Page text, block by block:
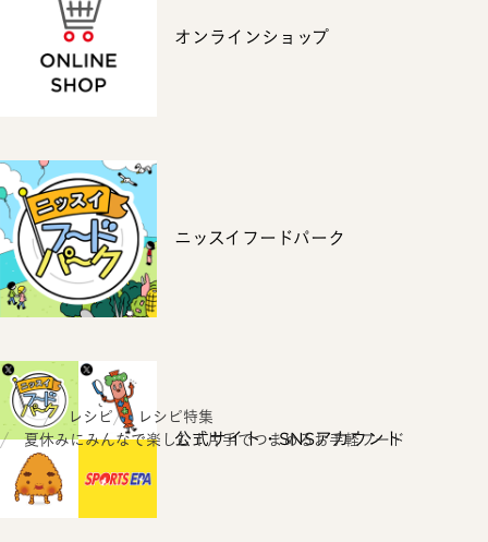
オンラインショップ
ニッスイフードパーク
公式サイト・SNSアカウント
ホーム レシピ
レシピ特集
夏休みにみんなで楽しむ！片手でつまめるお手軽フード